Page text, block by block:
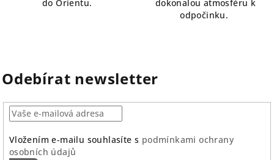
do Orientu.
dokonalou atmosféru k
odpočinku.
Odebírat newsletter
Vložením e-mailu souhlasíte s podmínkami ochrany
osobních údajů